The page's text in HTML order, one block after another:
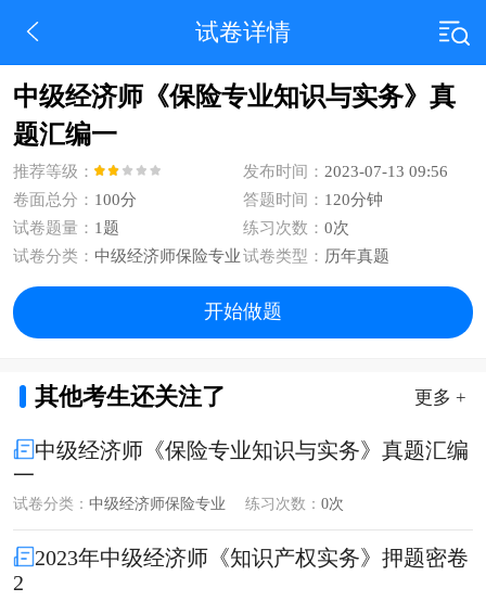
试卷详情
中级经济师《保险专业知识与实务》真
题汇编一
推荐等级： 发布时间： 2023-07-13 09:56
卷面总分： 100分 答题时间： 120分钟
试卷题量： 1题 练习次数： 0次
试卷分类： 中级经济师保险专业试卷类型： 历年真题
开始做题
其他考生还关注了 更多 +
中级经济师《保险专业知识与实务》真题汇编
一
试卷分类： 中级经济师保险专业 练习次数： 0次
2023年中级经济师《知识产权实务》押题密卷
2